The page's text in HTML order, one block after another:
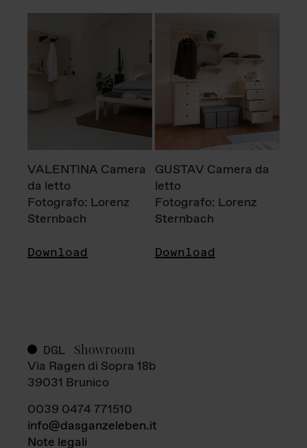
VALENTINA Camera
da letto
Fotografo: Lorenz
Sternbach
Download
GUSTAV Camera da
letto
Fotografo: Lorenz
Sternbach
Download
DGL Showroom
Via Ragen di Sopra 18b
39031 Brunico
0039 0474 771510
info@dasganzeleben.it
Note legali